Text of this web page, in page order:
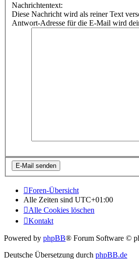
Nachrichtentext:
Diese Nachricht wird als reiner Text
Antwort-Adresse für die E-Mail wird
Foren-Übersicht
Alle Zeiten sind UTC+01:00
Alle Cookies löschen
Kontakt
Powered by phpBB® Forum Software ©
Deutsche Übersetzung durch phpBB.de